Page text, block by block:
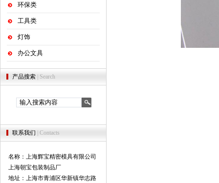
环保类
工具类
灯饰
办公文具
产品搜索 | Search
联系我们 | Contacts
名称：上海辉宝精密模具有限公司
上海朝宝包装制品厂
地址：上海市青浦区华新镇华志路